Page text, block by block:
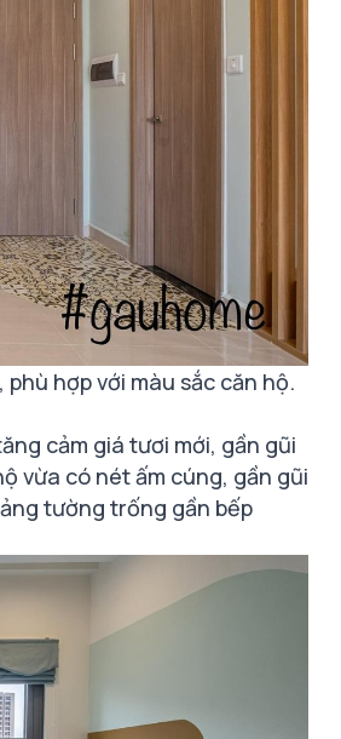
hợp với màu sắc căn hộ.
cảm giá tươi mới, gần gũi
vừa có nét ấm cúng, gần gũi
tường trống gần bếp